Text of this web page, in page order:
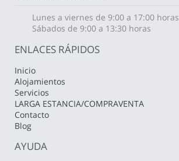
Lunes a viernes de 9:00 a 17:00 horas
Sábados de 9:00 a 13:30 horas
ENLACES RÁPIDOS
Inicio
Alojamientos
Servicios
LARGA ESTANCIA/COMPRAVENTA
Contacto
Blog
AYUDA